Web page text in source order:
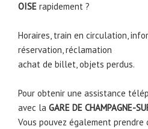
OISE rapidement ?
Horaires, train en circulation,
réservation, réclamation
achat de billet, objets perdus.
Pour obtenir une assistance
avec la GARE DE CHAMPAGNE-
Vous pouvez également